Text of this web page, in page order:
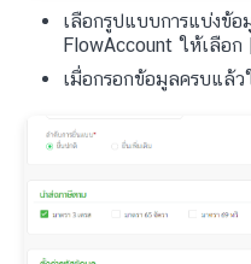
เลือกรูปแบบการแบ่งข้
FlowAccount ให้เลือก
เมื่อกรอกข้อมูลครบแล้ว